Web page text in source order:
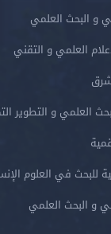
و البحث العلمي
العلمي و التقني
العلمي و التطوير
للبحث في العلوم
و البحث العلمي